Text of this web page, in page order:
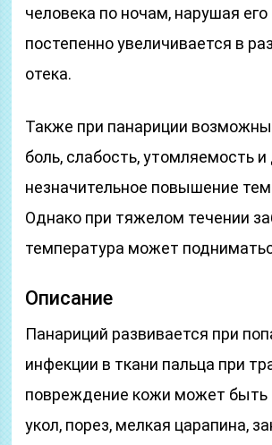
человека по ночам, нарушая
постепенно увеличивается в
отека.
Также при панариции возможны
боль, слабость, утомляемость
незначительное повышение
Однако при тяжелом течении
температура может
Описание
Панариций развивается при
инфекции в ткани пальца при
повреждение кожи может быть
укол, порез, мелкая царапина,